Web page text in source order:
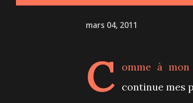
mars 04, 2011
C
omme à
continue mes